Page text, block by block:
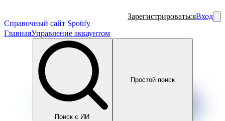
Справочный сайт Spotify
ЗарегистрироватьсяВход
ГлавнаяУправление аккаунтом
Поиск с ИИ
Простой поиск